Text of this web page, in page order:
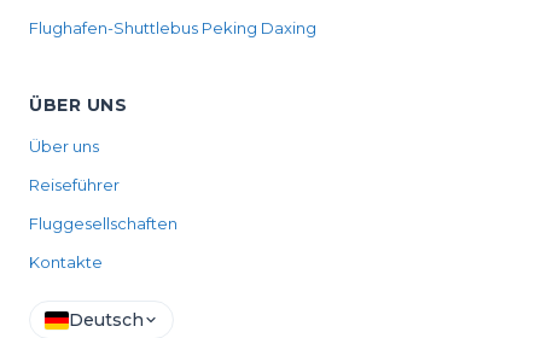
Flughafen-Shuttlebus Peking Daxing
ÜBER UNS
Über uns
Reiseführer
Fluggesellschaften
Kontakte
Deutsch